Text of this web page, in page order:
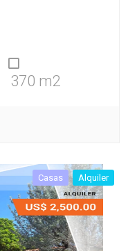
370 m2
Casas Alquiler